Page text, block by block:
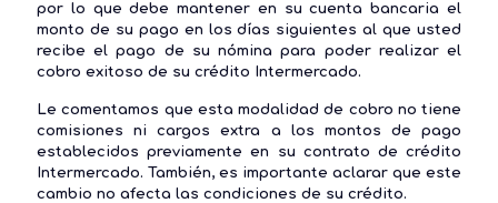
por lo que debe mantener en su cuenta bancaria el
monto de su pago en los días siguientes al que usted
recibe el pago de su nómina para poder realizar el
cobro exitoso de su crédito Intermercado.
Le comentamos que esta modalidad de cobro no tiene
comisiones ni cargos extra a los montos de pago
establecidos previamente en su contrato de crédito
Intermercado. También, es importante aclarar que este
cambio no afecta las condiciones de su crédito.